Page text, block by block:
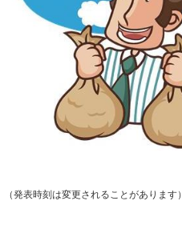
発表時刻は変更されることがあります